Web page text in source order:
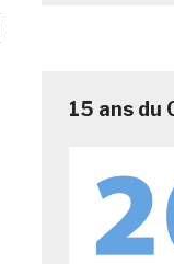
15 ans du